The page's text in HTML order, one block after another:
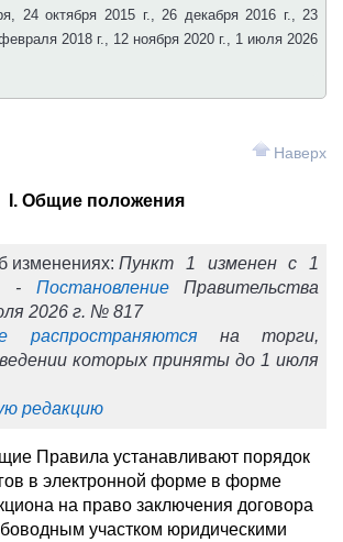
24 октября 2015 г., 26 декабря 2016 г., 23
2018 г., 12 ноября 2020 г., 1 июля 2026
I. Общие положения
Наверх
изменениях: Пункт 1 изменен с 1
- ПостановлениеПравительства
2026 г. № 817
распространяютсяна торги,
которых приняты до 1 июля
редакцию
Правила устанавливают порядок
в электронной форме в форме
на право заключения договора
участком юридическими